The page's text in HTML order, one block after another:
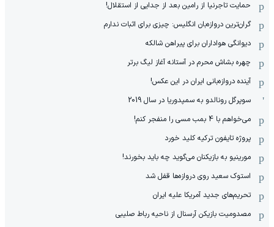
حمایت تاجرنیا از رامین بعد از جدایی از استقلال!
گران‌ترین دروازه‌بان انگلیس: چیزی برای اثبات ندارم
دیوانگی هواداران برای پیراهن شالکه
چهره بشاش محرم در آستانه آغاز لیگ برتر
آینده دروازه‌بانی ایران در این عکس!
سوپرگل رونالدو به سمپدوریا در سال 2019
می‌خواهم با 4 بمب مسی را منفجر کنم!
پروژه تایفون ترکیه کلید خورد
مورینیو به بازیکنان می‌گوید چه باید بخورند!
استوک سعید روی دروازه‌ها قفل شد
تحریم‌های جدید آمریکا علیه ایران
مصدومیت بازیکن آرسنال از ناحیه رباط صلیبی